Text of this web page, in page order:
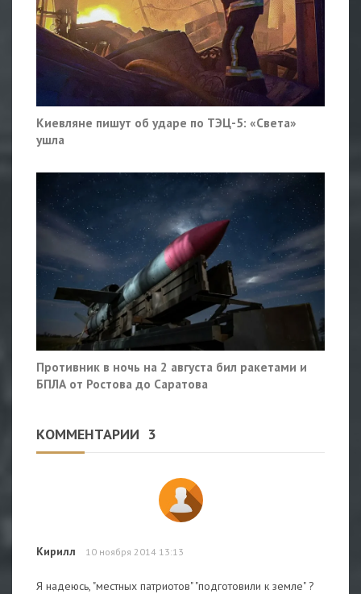
Киевляне пишут об ударе по ТЭЦ-5: «Света»
ушла
Противник в ночь на 2 августа бил ракетами и
БПЛА от Ростова до Саратова
КОММЕНТАРИИ 3
Кирилл 10 ноября 2014 13:13
Я надеюсь, "местных патриотов" "подготовили к земле" ?